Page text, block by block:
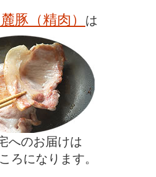
豚（精肉） は
へのお届けは
ろになります。